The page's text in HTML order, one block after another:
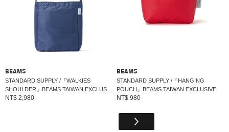
BEAMS
STANDARD SUPPLY /『WALKIES
SHOULDER』BEAMS TAIWAN EXCLUS...
NT$ 2,980
BEAMS
STANDARD SUPPLY /『HANGING
POUCH』BEAMS TAIWAN EXCLUSIVE
NT$ 980